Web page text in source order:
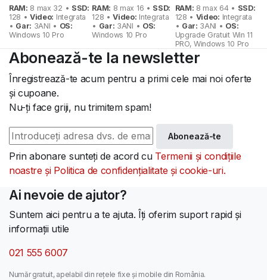
514 lei.
RAM: 8 max 32 • SSD:
128 •Video: Integrata
• Gar: 3ANI • OS:
Windows 10 Pro
609 lei.
RAM: 8 max 16 • SSD:
128 •Video: Integrata
• Gar: 3ANI • OS:
Windows 10 Pro
1.353 lei.
RAM: 8 max 64 • SSD:
128 • Video: Integrata
• Gar: 3ANI • OS:
Upgrade Gratuit Win 11
PRO, Windows 10 Pro
Abonează-te la newsletter
Înregistrează-te acum pentru a primi cele mai noi oferte
și cupoane.
Nu-ți face griji, nu trimitem spam!
Abonează-te
Prin abonare sunteți de acord cu Termenii și condițiile
noastre și Politica de confidențialitate și cookie-uri.
Ai nevoie de ajutor?
Suntem aici pentru a te ajuta. Îți oferim suport rapid și
informații utile
021 555 6007
Număr gratuit, apelabil din rețele fixe și mobile din România.